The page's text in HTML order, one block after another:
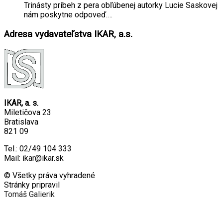
Trinásty príbeh z pera obľúbenej autorky Lucie Saskovej
nám poskytne odpoveď.…
Adresa vydavateľstva IKAR, a.s.
IKAR, a. s.
Miletičova 23
Bratislava
821 09
Tel.: 02/49 104 333
Mail: ikar@ikar.sk
© Všetky práva vyhradené
Stránky pripravil
Tomáš Galierik